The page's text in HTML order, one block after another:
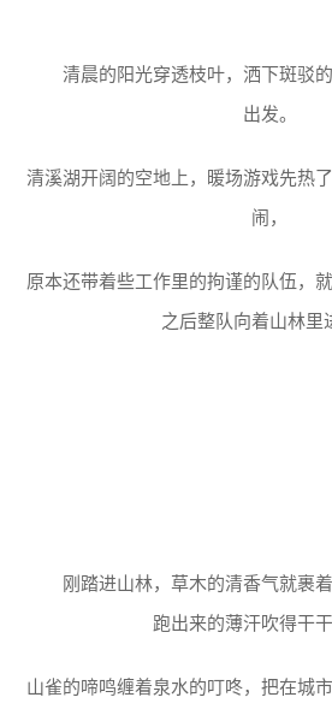
清晨的阳光穿透枝叶，洒下斑驳的
出发。
清溪湖开阔的空地上，暖场游戏先热
闹，
原本还带着些工作里的拘谨的队伍，
之后整队向着山林里
刚踏进山林，草木的清香气就裹着
跑出来的薄汗吹得干干
山雀的啼鸣缠着泉水的叮咚，把在城